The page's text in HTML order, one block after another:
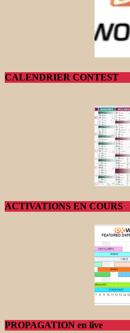
CALENDRIER CONTEST
ACTIVATIONS EN COURS
PROPAGATION en live